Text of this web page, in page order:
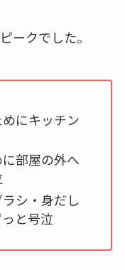
ークでした。
にキッチン
部屋の外へ
シ・身だし
と号泣